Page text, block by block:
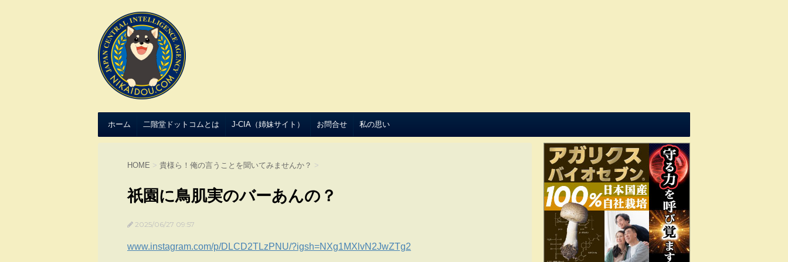
ホーム 二階堂ドットコムとは J-CIA（姉妹サイト） お問合せ 私の思い
HOME > 貴様ら！俺の言うことを聞いてみませんか？ >
祇園に鳥肌実のバーあんの？
2025/06/27 09:57
www.instagram.com/p/DLCD2TLzPNU/?igsh=NXg1MXlvN2JwZTg2